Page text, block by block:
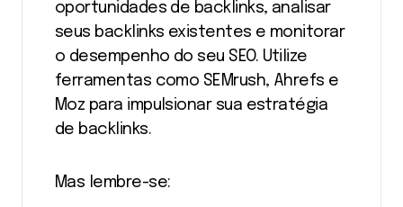
oportunidades de backlinks, analisar
seus backlinks existentes e monitorar
o desempenho do seu SEO. Utilize
ferramentas como SEMrush, Ahrefs e
Moz para impulsionar sua estratégia
de backlinks.
Mas lembre-se: